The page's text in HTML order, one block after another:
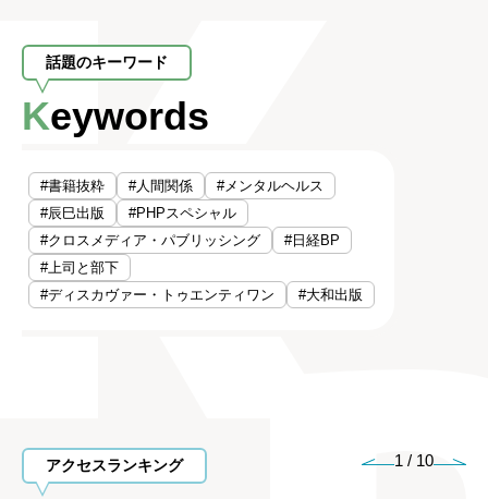
話題のキーワード
Keywords
#書籍抜粋 #人間関係
#メンタルヘルス
#辰巳出版
#PHPスペシャル
#クロスメディア・パブリッシング
#日経BP
#上司と部下
#ディスカヴァー・トゥエンティワン
#大和出版
アクセスランキング 1 / 10